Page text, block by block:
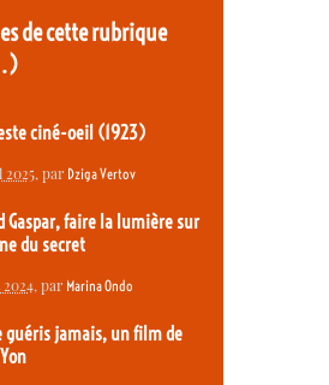
de cette rubrique
ciné-oeil (1923)
2025, par Dziga Vertov
Gaspar, faire la lumière sur
du secret
2024, par Marina Ondo
guéris jamais, un film de